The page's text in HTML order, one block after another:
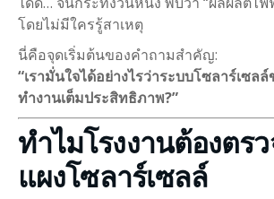
โดยไม่มีใครรู้สาเหตุ
นี่คือจุดเริ่มต้นของคำถามสำคัญ:
“เรามั่นใจได้อย่างไรว่าระบบโซลาร์เซล
ทำงานเต็มประสิทธิภาพ?”
ทำไมโรงงานต้องตร
แผงโซลาร์เซลล์